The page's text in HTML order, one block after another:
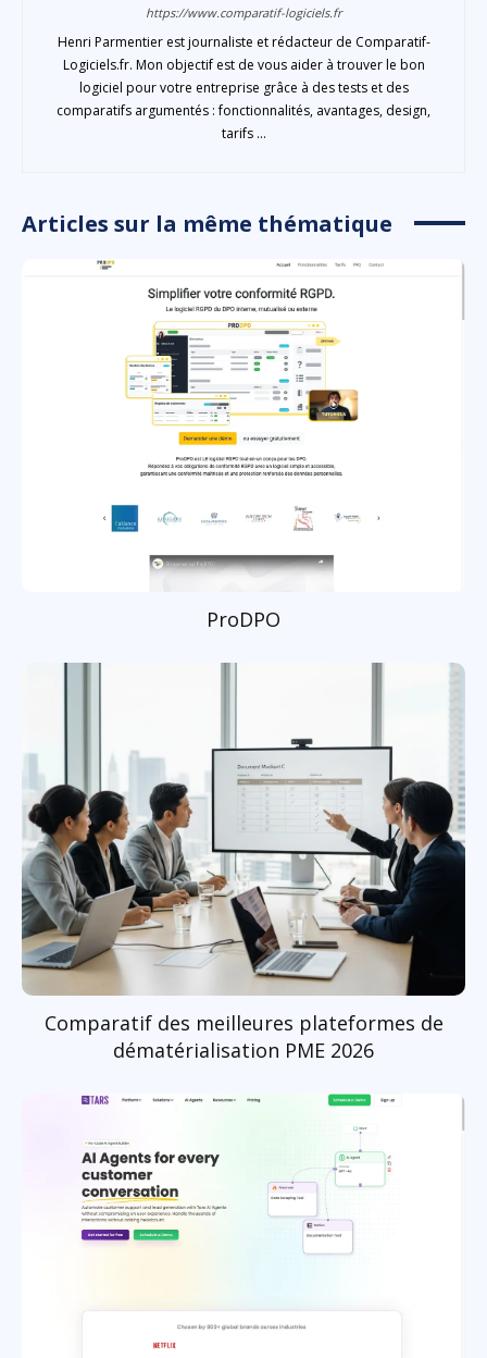
https://www.comparatif-logiciels.fr
Henri Parmentier est journaliste et rédacteur de Comparatif-
Logiciels.fr. Mon objectif est de vous aider à trouver le bon
logiciel pour votre entreprise grâce à des tests et des
comparatifs argumentés : fonctionnalités, avantages, design,
tarifs ...
Articles sur la même thématique
ProDPO
Comparatif des meilleures plateformes de
dématérialisation PME 2026